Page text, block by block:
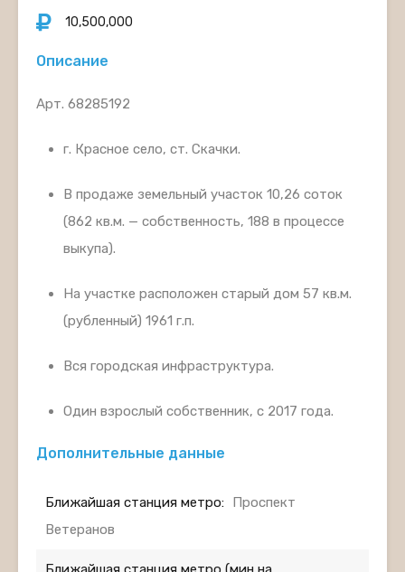
10,500,000
Описание
Арт. 68285192
г. Красное село, ст. Скачки.
В продаже земельный участок 10,26 соток
(862 кв.м. — собственность, 188 в процессе
выкупа).
На участке расположен старый дом 57 кв.м.
(рубленный) 1961 г.п.
Вся городская инфраструктура.
Один взрослый собственник, с 2017 года.
Дополнительные данные
Ближайшая станция метро: Проспект
Ветеранов